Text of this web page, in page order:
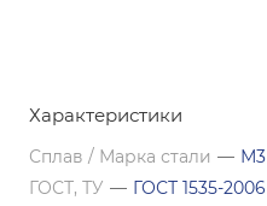
Характеристики
Сплав / Марка стали — М3
ГОСТ, ТУ — ГОСТ 1535-2006